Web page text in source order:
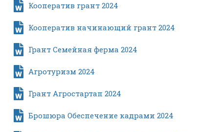
Кооператив грант 2024
Кооператив начинающий грант 2024
Грант Семейная ферма 2024
Агротуризм 2024
Грант Агростартап 2024
Брошюра Обеспечение кадрами 2024